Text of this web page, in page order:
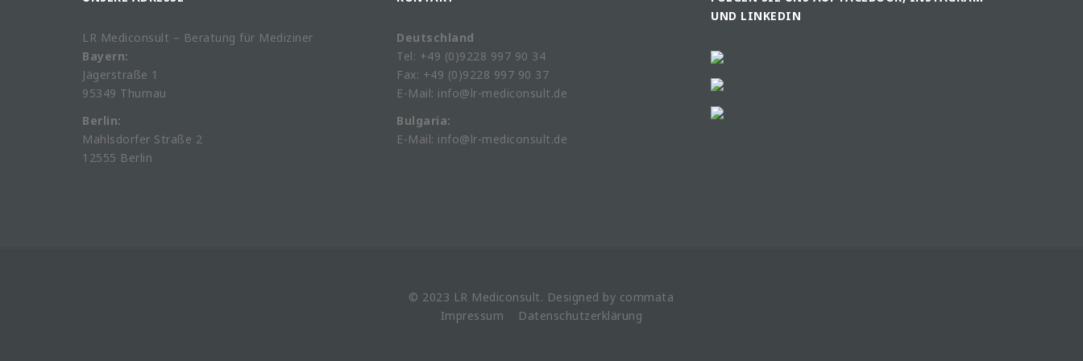
LR Mediconsult – Beratung für Mediziner
Bayern:
Jägerstraße 1
95349 Thurnau
Berlin:
Mahlsdorfer Straße 2
12555 Berlin
Deutschland
Tel: +49 (0)9228 997 90 34
Fax: +49 (0)9228 997 90 37
E-Mail: info@lr-mediconsult.de
Bulgaria:
E-Mail: info@lr-mediconsult.de
UND LINKEDIN
© 2023 LR Mediconsult. Designed by commata
Impressum
Datenschutzerklärung